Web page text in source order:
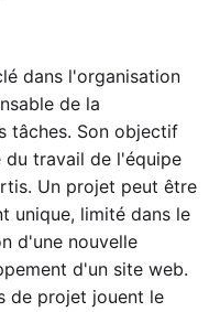
dans l'organisation
de la
tâches. Son objectif
travail de l'équipe
Un projet peut être
unique, limité dans le
d'une nouvelle
d'un site web.
de projet jouent le